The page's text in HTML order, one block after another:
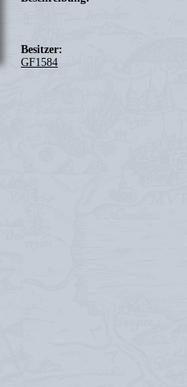
Besitzer:
GF1584